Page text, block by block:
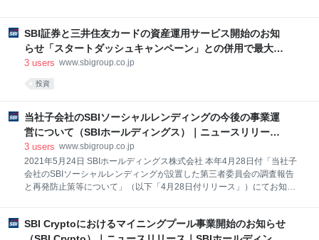
SBI証券と三井住友カードの資産運用サービス開始のお知
らせ「スタートダッシュキャンペーン」との併用で最大
3.0%のVポイントが貯まる「つみたて投資ポイントアップ
プラン」も開始！(SBI証券)－ PR情報｜SBIホールディン
3 users www.sbigroup.co.jp
投資
当社子会社のSBIソーシャルレンディングの今後の事業運
営について（SBIホールディングス）｜ニュースリリース
｜SBIホールディングス
3 users www.sbigroup.co.jp
2021年5月24日 SBIホールディングス株式会社 本年4月28日付「当社子
会社のSBIソーシャルレンディングが設置した第三者委員会の調査報告
と再発防止策等について」（以下「4月28日付リリース」）にてお知ら
は、同社貸付先の重大な懸案事項に関し、第三者委員会の調査報告書を
受けて再発防止策の整備等を進めてまいりました。また、投資家保護に
SBI Cryptoにおけるマイニングプール事業開始のお知らせ